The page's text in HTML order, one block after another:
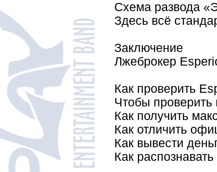
Схема развода
Здесь всё
Заключение
Лжеброкер
Как проверить
Чтобы
Как получить
Как отличить
Как вывести
Как